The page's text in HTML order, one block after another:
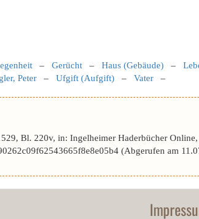
– Gerücht – Haus (Gebäude) –
Peter – Ufgift (Aufgift) – Vater –
Bl. 220v, in: Ingelheimer Haderbücher
(Abgerufen am